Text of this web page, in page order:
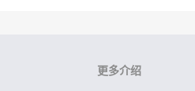
更多介绍